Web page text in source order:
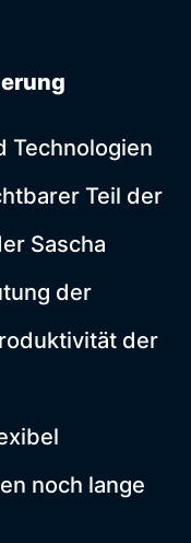
Technologien
Teil der
Sascha
der
der
noch lange